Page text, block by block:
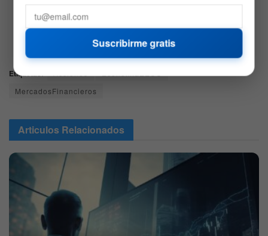
Bitcoin(BTC):registró un leve aumento de 0,05%,
alcanzando los 70.245 USD.
Etiquetas:
MercadosFinancieros
Articulos Relacionados
Suscribirme gratis